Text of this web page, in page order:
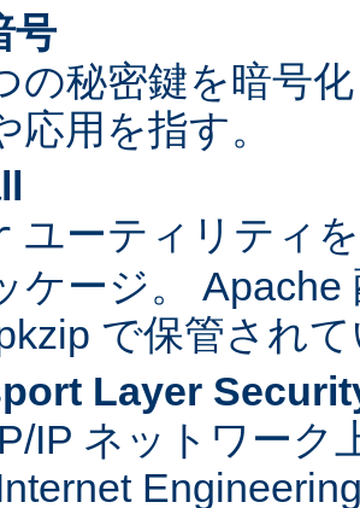
号
の秘密鍵を暗号
応用を指す。
ユーティリティ
ケージ。 Apache
で保管され
Layer
IP ネットワーク